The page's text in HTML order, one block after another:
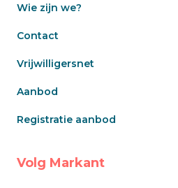
Wie zijn we?
Contact
Vrijwilligersnet
Aanbod
Registratie aanbod
Volg Markant